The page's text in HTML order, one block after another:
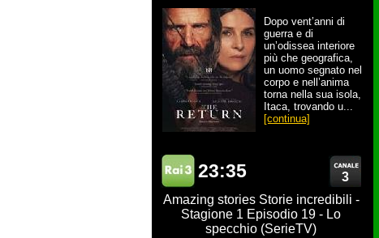
Dopo vent’anni di
guerra e di
un’odissea interiore
più che geografica,
un uomo segnato nel
corpo e nell’anima
torna nella sua isola,
Itaca, trovando u...
[continua]
23:35
3
Amazing stories Storie incredibili -
Stagione 1 Episodio 19 - Lo
specchio (SerieTV)